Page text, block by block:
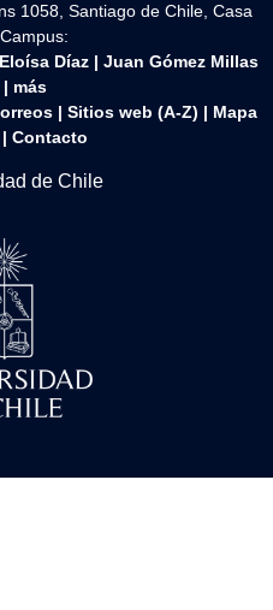
1058, Santiago de Chile, Casa
Díaz | Juan Gómez Millas
más
| Sitios web (A-Z) | Mapa
| Contacto
de Chile